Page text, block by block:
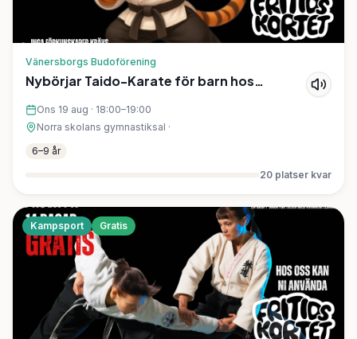
Vänersborgs Budoförening
Nybörjar Taido-Karate för barn hos
Ons 19 aug · 18:00–19:00
Norra skolans gymnastiksal ·
6–9 år
20 platser kvar
Kampsport Gratis